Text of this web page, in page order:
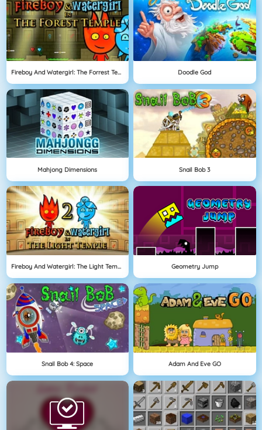
Fireboy And Watergirl: The Forrest Temple Doodle God
Mahjong Dimensions Snail Bob 3
Fireboy And Watergirl: The Light Temple Geometry Jump
Snail Bob 4: Space Adam And Eve GO